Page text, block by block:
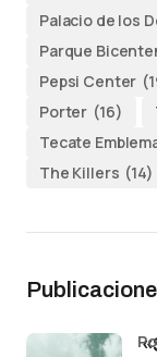
Palacio de los
Parque
Pepsi Center
Porter (16)
Tecate
The Killers (14)